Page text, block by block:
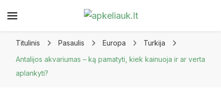
Titulinis Pasaulis Europa
Turkija
Antalijos akvariumas – ką pamatyti, kiek kainuoja ir ar verta
aplankyti?